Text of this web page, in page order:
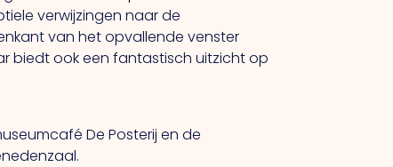
verwijzingen naar de
van het opvallende venster
biedt ook een fantastisch uitzicht op
De Posterij en de